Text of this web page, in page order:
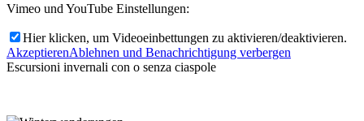
Vimeo und YouTube Einstellungen:
Hier klicken, um Videoeinbettungen zu aktivieren/deaktivieren.
AkzeptierenAblehnen und Benachrichtigung verbergen
Escursioni invernali con o senza ciaspole